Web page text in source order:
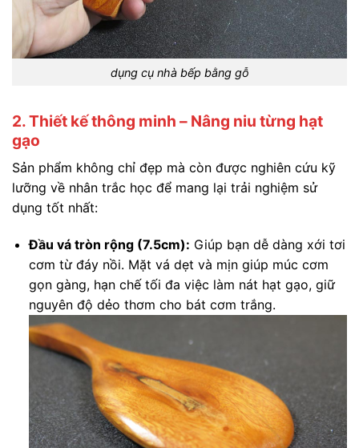
dụng cụ nhà bếp bằng gỗ
2. Thiết kế thông minh – Nâng niu từng hạt
gạo
Sản phẩm không chỉ đẹp mà còn được nghiên cứu kỹ
lưỡng về nhân trắc học để mang lại trải nghiệm sử
dụng tốt nhất:
Đầu vá tròn rộng (7.5cm): Giúp bạn dễ dàng xới tơi
cơm từ đáy nồi. Mặt vá dẹt và mịn giúp múc cơm
gọn gàng, hạn chế tối đa việc làm nát hạt gạo, giữ
nguyên độ dẻo thơm cho bát cơm trắng.